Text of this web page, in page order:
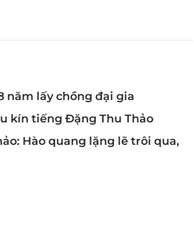
năm lấy chồng đại gia
kín tiếng Đặng Thu Thảo
Hào quang lặng lẽ trôi qua,